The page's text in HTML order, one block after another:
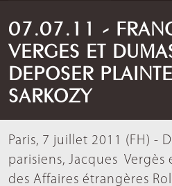
07.07.11 -
VERGES ET
DEPOSER
SARKOZY
Paris, 7 juillet 2011 (FH) -
parisiens, Jacques
des Affaires étrangères